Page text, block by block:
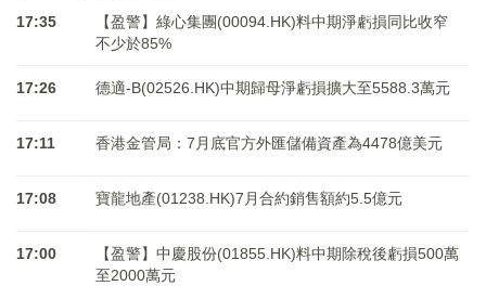
17:35
【盈警】綠心集團(00094.HK)料中期淨虧損同比收窄
不少於85%
17:26 德適-B(02526.HK)中期歸母淨虧損擴大至5588.3萬元
17:11 香港金管局：7月底官方外匯儲備資產為4478億美元
17:08 寶龍地產(01238.HK)7月合約銷售額約5.5億元
17:00
【盈警】中慶股份(01855.HK)料中期除稅後虧損500萬
至2000萬元